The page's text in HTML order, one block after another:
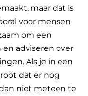
maar dat is
voor mensen
om een
adviseren over
Als je in een
dat er nog
niet meteen te